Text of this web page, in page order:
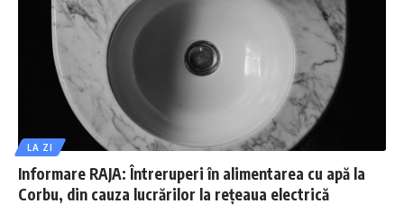
LA ZI
Informare RAJA: Întreruperi în alimentarea cu apă la
Corbu, din cauza lucrărilor la rețeaua electrică